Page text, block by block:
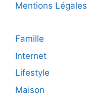
Mentions Légales
Famille
Internet
Lifestyle
Maison